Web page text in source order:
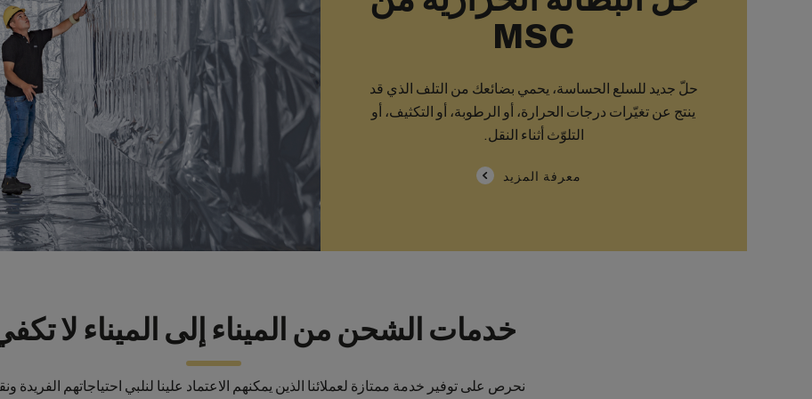
MSC
حلّ جديد للسلع الحساسة، يحمي بضائعك من التلف الذي قد
ينتج عن تغيّرات درجات الحرارة، أو الرطوبة، أو التكثيف، أو
التلوّث أثناء النقل.
معرفة المزيد
خدمات الشحن من الميناء إلى الميناء لا
نحرص على توفير خدمة ممتازة لعملائنا الذين يمكنهم الاعتماد علينا لنلبي احتياجاتهم الفريدة